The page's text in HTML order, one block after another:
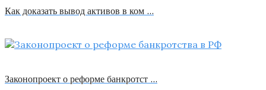
Как доказать вывод активов в ком …
Законопроект о реформе банкротст …